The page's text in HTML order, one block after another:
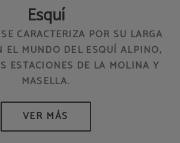
Esquí
CARACTERIZA POR SU LARGA
EL MUNDO DEL ESQUÍ ALPINO,
ESTACIONES DE LA MOLINA Y
MASELLA.